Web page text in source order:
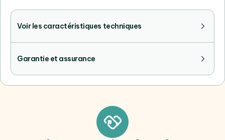
Voir les caractéristiques techniques
Garantie et assurance